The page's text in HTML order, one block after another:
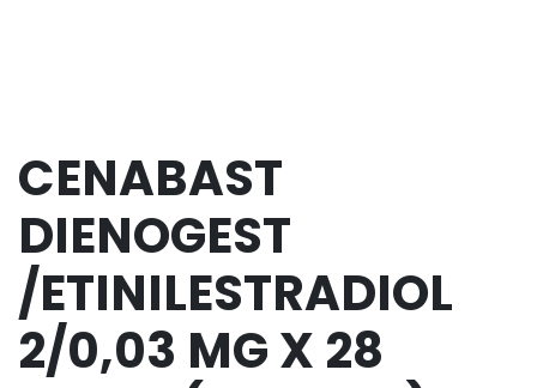
CENABAST
DIENOGEST
/ETINILESTRADIOL
2/0,03 MG X 28